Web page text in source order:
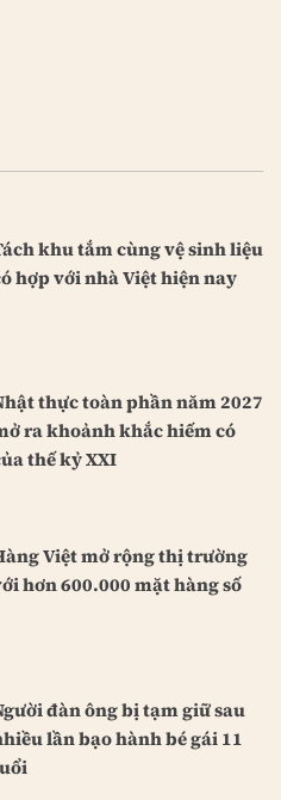
khu tắm cùng vệ sinh liệu
hợp với nhà Việt hiện nay
thực toàn phần năm 2027
ra khoảnh khắc hiếm có
thế kỷ XXI
Việt mở rộng thị trường
hơn 600.000 mặt hàng số
đàn ông bị tạm giữ sau
lần bạo hành bé gái 11